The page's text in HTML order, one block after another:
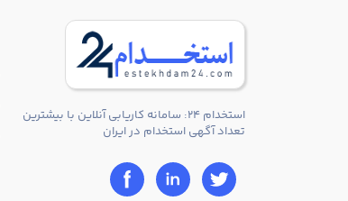
استخدام 24: سامانه کاریابی آنلاین با بیشترین
تعداد آگهی استخدام در ایران